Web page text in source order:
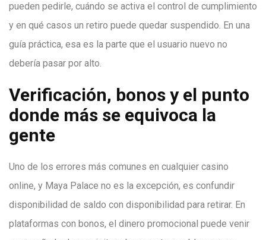
pueden pedirle, cuándo se activa el control de cumplimiento
y en qué casos un retiro puede quedar suspendido. En una
guía práctica, esa es la parte que el usuario nuevo no
debería pasar por alto.
Verificación, bonos y el punto
donde más se equivoca la
gente
Uno de los errores más comunes en cualquier casino
online, y Maya Palace no es la excepción, es confundir
disponibilidad de saldo con disponibilidad para retirar. En
plataformas con bonos, el dinero promocional puede venir